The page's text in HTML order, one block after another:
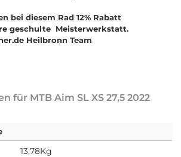
bei diesem Rad 12% Rabatt
geschulte Meisterwerkstatt.
Heilbronn Team
für MTB Aim SL XS 27,5 2022
13,78Kg